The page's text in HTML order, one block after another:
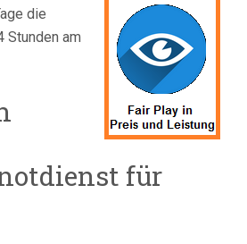
die
Stunden am
für